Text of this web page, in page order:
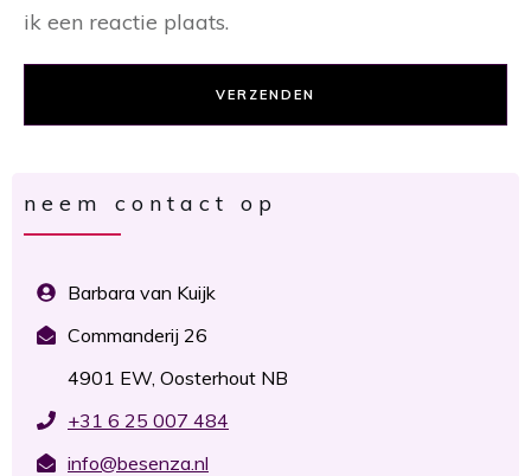
ik een reactie plaats.
VERZENDEN
neem contact op
Barbara van Kuijk
Commanderij 26
4901 EW, Oosterhout NB
+31 6 25 007 484
info@besenza.nl